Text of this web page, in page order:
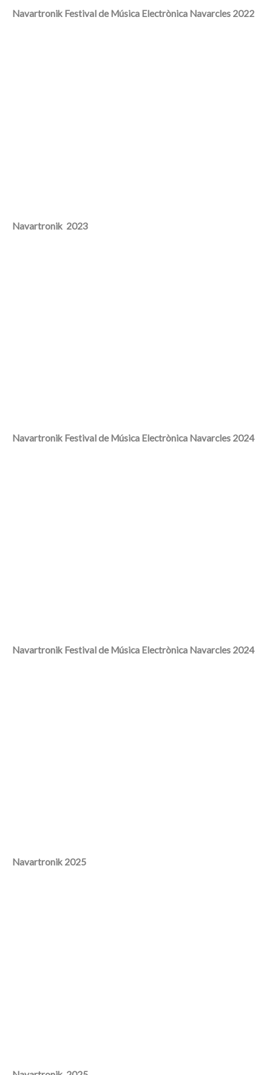
Navartronik Festival de Música Electrònica Navarcles 2022
Navartronik 2023
Navartronik Festival de Música Electrònica Navarcles 2024
Navartronik Festival de Música Electrònica Navarcles 2024
Navartronik 2025